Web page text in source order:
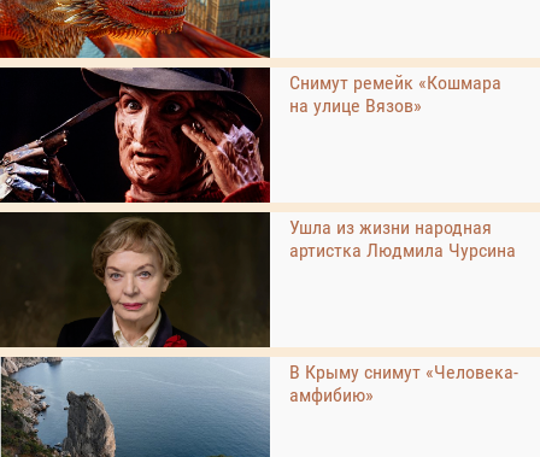
Снимут ремейк «Кошмара
на улице Вязов»
Ушла из жизни народная
артистка Людмила Чурсина
В Крыму снимут «Человека-
амфибию»